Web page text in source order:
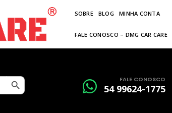
SOBRE BLOG MINHA CONTA
FALE CONOSCO – DMG CAR CARE
Search Button FALE CONOSCO
54 99624-1775